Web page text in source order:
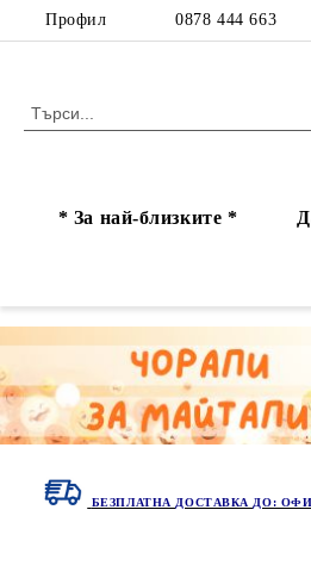
Профил 0878 444 663
* За най-близките *
БЕЗПЛАТНА ДОСТАВКА ДО: